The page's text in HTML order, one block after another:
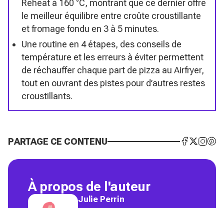
Reheat à 160 °C, montrant que ce dernier offre
le meilleur équilibre entre croûte croustillante
et fromage fondu en 3 à 5 minutes.
Une routine en 4 étapes, des conseils de
température et les erreurs à éviter permettent
de réchauffer chaque part de pizza au Airfryer,
tout en ouvrant des pistes pour d’autres restes
croustillants.
PARTAGE CE CONTENU
À propos de l'auteur
Julie Perrin